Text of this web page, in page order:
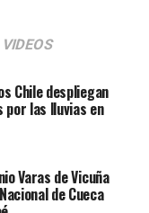
VIDEOS
Chile despliegan
por las lluvias en
Varas de Vicuña
de Cueca